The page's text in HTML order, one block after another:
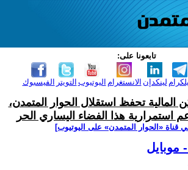
تابعونا على:
الفيسبوك التويتر اليوتيوب الانستغرام لينكدإن
المالية تحفظ استقلال الحوار المتمدن،
استمرارية هذا الفضاء اليساري الحر
قناة ‫«الحوار المتمدن» على اليوتيوب]
موبايل